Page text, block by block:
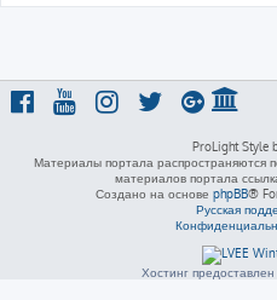
ProLight Style
Материалы портала распространяются
материалов портала
Создано на основе phpBB®
Русская
Хостинг